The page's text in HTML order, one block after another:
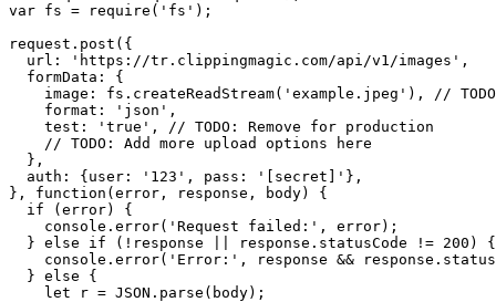
var fs = require('fs');
request.post({
  url: 'https://tr.clippingmagic.com/api/v1/images',
  formData: {
image: fs.createReadStream('example.jpeg'), //
    format: 'json',
    test: 'true', // TODO: Remove for production
    // TODO: Add more upload options here
  },
  auth: {user: '123', pass: '[secret]'},
}, function(error, response, body) {
  if (error) {
    console.error('Request failed:', error);
  } else if (!response || response.statusCode != 200) {
console.error('Error:', response &&
  } else {
    let r = JSON.parse(body);